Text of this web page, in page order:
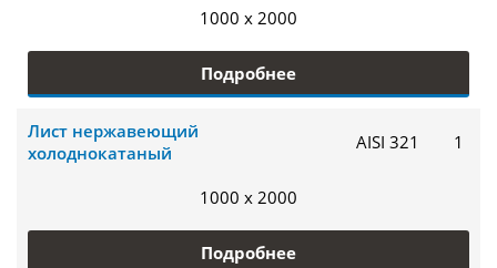
1000 x 2000
Подробнее
Лист нержавеющий
холоднокатаный
AISI 321 1
1000 x 2000
Подробнее